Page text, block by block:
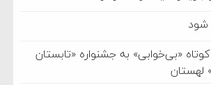
کوتاه «بی‌خوابی» به جشنواره «تابستان
لهستان